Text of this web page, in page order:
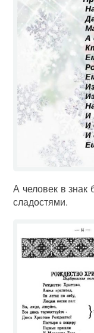
А человек в знак
сладостями.